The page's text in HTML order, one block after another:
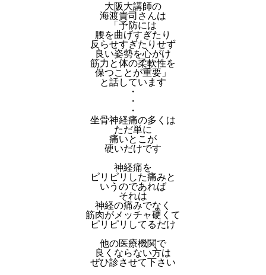
大阪大講師の
海渡貴司さんは
「予防には
腰を曲げすぎたり
反らせすぎたりせず
良い姿勢を心がけ
筋力と体の柔軟性を
保つことが重要」
と話しています
・
・
・
坐骨神経痛の多くは
ただ単に
痛いとこが
硬いだけです
神経痛を
ピリピリした痛みと
いうのであれば
それは
神経の痛みでなく
筋肉がメッチャ硬くて
ピリピリしてるだけ
他の医療機関で
良くならない方は
ぜひ診させて下さい